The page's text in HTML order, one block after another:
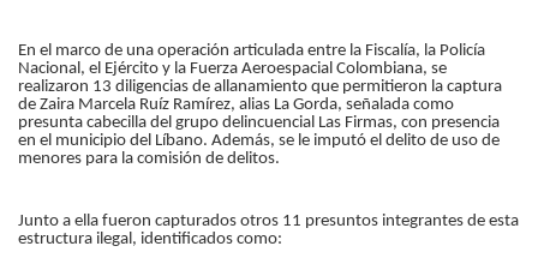
En el marco de una operación articulada entre la Fiscalía, la Policía
Nacional, el Ejército y la Fuerza Aeroespacial Colombiana, se
realizaron 13 diligencias de allanamiento que permitieron la captura
de Zaira Marcela Ruíz Ramírez, alias La Gorda, señalada como
presunta cabecilla del grupo delincuencial Las Firmas, con presencia
en el municipio del Líbano. Además, se le imputó el delito de uso de
menores para la comisión de delitos.
Junto a ella fueron capturados otros 11 presuntos integrantes de esta
estructura ilegal, identificados como: